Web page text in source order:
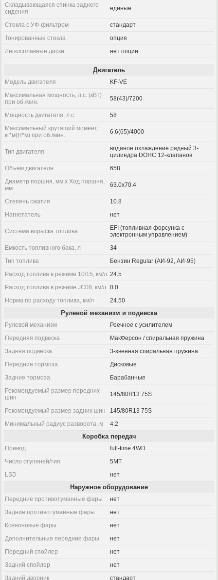
Складывающаяся спинка заднего
сидения
единые
Стекла с УФ-фильтром
стандарт
Тонированные стекла
опция
Легкосплавные диски
нет опции
Двигатель
Модель двигателя
KF-VE
Максимальная мощность, л.с. (кВт)
при об./мин.
58(43)/7200
Мощность двигателя, л.с.
58
Максимальный крутящий момент,
кг*м(Н*м) при об./мин.
6.6(65)/4000
Тип двигателя
водяное охлаждение рядный 3-
цилиндра DOHC 12-клапанов
Объем двигателя
658
Диаметр поршня, мм x Ход поршня,
мм
63.0x70.4
Степень сжатия
10.8
Нагнетатель
нет
Система впрыска топлива
EFI (топливная форсунка с
электронным управлением)
Емкость топливного бака, л
34
Тип топлива
Бензин Regular (АИ-92, АИ-95)
Расход топлива в режиме 10/15, км/л 24.5
Расход топлива в режиме JC08, км/л
0.0
Норма по расходу топлива, км/л
24.50
Рулевой механизм и подвеска
Рулевой механизм
Реечное с усилителем
Передняя подвеска
МакФерсон / спиральная пружина
Задняя подвеска
3-звенная спиральная пружина
Передние тормоза
Дисковые
Задние тормоза
Барабанные
Рекомендуемый размер передних
шин
145/80R13 75S
Рекомендуемый размер задних шин
145/80R13 75S
Минимальный радиус разворота, м
4.2
Коробка передач
Привод
full-time 4WD
Число ступеней/тип
5MT
LSD
нет
Наружное оборудование
Передние противотуманные фары
нет
Задние противотуманные фары
нет
Ксеноновые фары
нет
Дополнительные передние фары
нет
Передний спойлер
нет
Задний спойлер
нет
Задний дворник
стандарт